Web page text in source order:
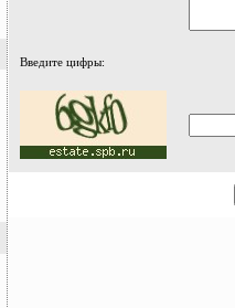
Введите цифры: